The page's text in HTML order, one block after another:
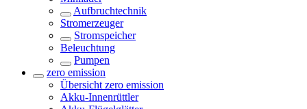
Aufbruchtechnik
Stromerzeuger
Stromspeicher
Beleuchtung
Pumpen
zero emission
Übersicht zero emission
Akku-Innenrüttler